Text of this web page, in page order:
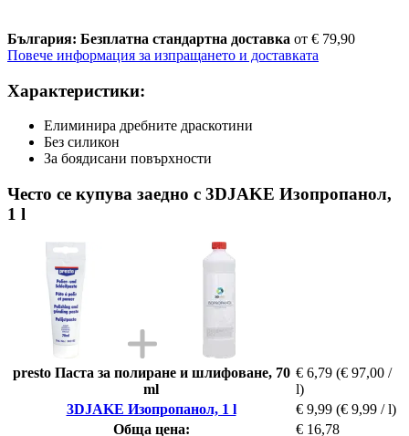
България: Безплатна стандартна доставка от € 79,90
Повече информация за изпращането и доставката
Характеристики:
Елиминира дребните драскотини
Без силикон
За боядисани повърхности
Често се купува заедно с 3DJAKE Изопропанол,
1 l
presto Паста за полиране и шлифоване, 70
ml
€ 6,79 (€ 97,00 /
l)
3DJAKE Изопропанол, 1 l
€ 9,99 (€ 9,99 / l)
Обща цена:
€ 16,78